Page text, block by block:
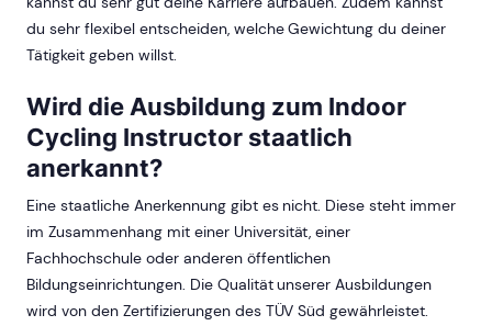
du sehr flexibel entscheiden, welche Gewichtung du deiner
Tätigkeit geben willst.
Wird die Ausbildung zum Indoor
Cycling Instructor staatlich
anerkannt?
Eine staatliche Anerkennung gibt es nicht. Diese steht immer
im Zusammenhang mit einer Universität, einer
Fachhochschule oder anderen öffentlichen
Bildungseinrichtungen. Die Qualität unserer Ausbildungen
wird von den Zertifizierungen des TÜV Süd gewährleistet.